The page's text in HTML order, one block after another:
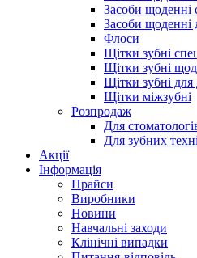
Засоби щоденні
Засоби щоденні
Флоси
Щітки зубні
Щітки зубні
Щітки зубні для
Щітки міжзубні
Розпродаж
Для
Для зубних
Акції
Інформація
Прайси
Виробники
Новини
Навчальні заходи
Клінічні випадки